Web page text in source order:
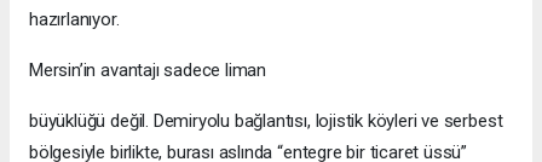
hazırlanıyor.
Mersin’in avantajı sadece liman
büyüklüğü değil. Demiryolu bağlantısı, lojistik köyleri ve serbest
bölgesiyle birlikte, burası aslında “entegre bir ticaret üssü”